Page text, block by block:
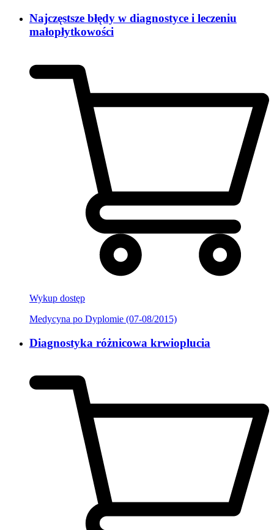
Najczęstsze błędy w diagnostyce i leczeniu
małopłytkowości
Wykup dostęp
Medycyna po Dyplomie (07-08/2015)
Diagnostyka różnicowa krwioplucia